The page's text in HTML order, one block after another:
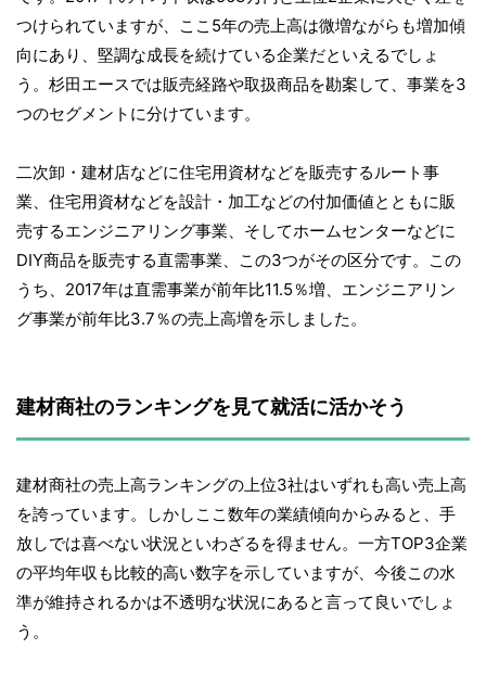
つけられていますが、ここ5年の売上高は微増ながらも増加傾
向にあり、堅調な成長を続けている企業だといえるでしょ
う。杉田エースでは販売経路や取扱商品を勘案して、事業を3
つのセグメントに分けています。
二次卸・建材店などに住宅用資材などを販売するルート事
業、住宅用資材などを設計・加工などの付加価値とともに販
売するエンジニアリング事業、そしてホームセンターなどに
DIY商品を販売する直需事業、この3つがその区分です。この
うち、2017年は直需事業が前年比11.5％増、エンジニアリン
グ事業が前年比3.7％の売上高増を示しました。
建材商社のランキングを見て就活に活かそう
建材商社の売上高ランキングの上位3社はいずれも高い売上高
を誇っています。しかしここ数年の業績傾向からみると、手
放しでは喜べない状況といわざるを得ません。一方TOP3企業
の平均年収も比較的高い数字を示していますが、今後この水
準が維持されるかは不透明な状況にあると言って良いでしょ
う。